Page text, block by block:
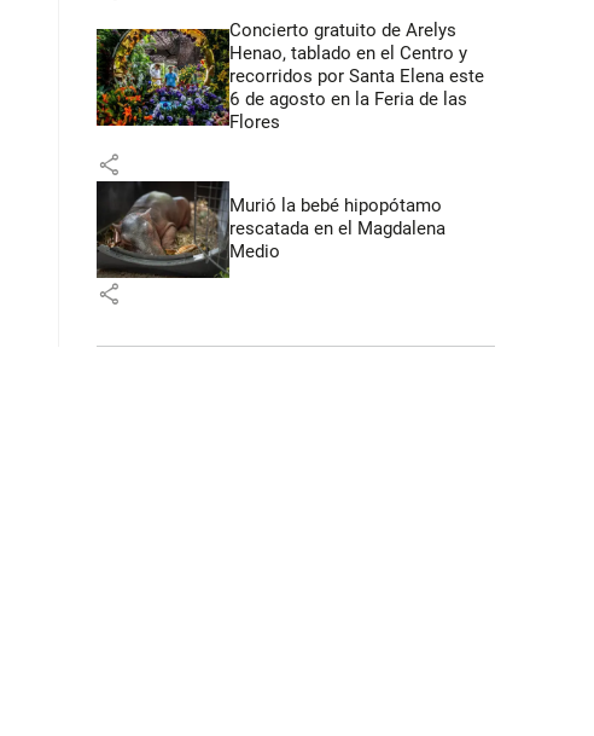
Concierto gratuito de Arelys
Henao, tablado en el Centro y
recorridos por Santa Elena este
6 de agosto en la Feria de las
Flores
share
Murió la bebé hipopótamo
rescatada en el Magdalena
Medio
share